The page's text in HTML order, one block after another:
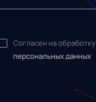
Согласен на обработку
персональных данных